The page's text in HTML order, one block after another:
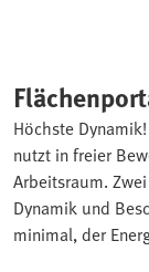
Höchste
nutzt in freier
Arbeitsraum.
Dynamik und
minimal, der